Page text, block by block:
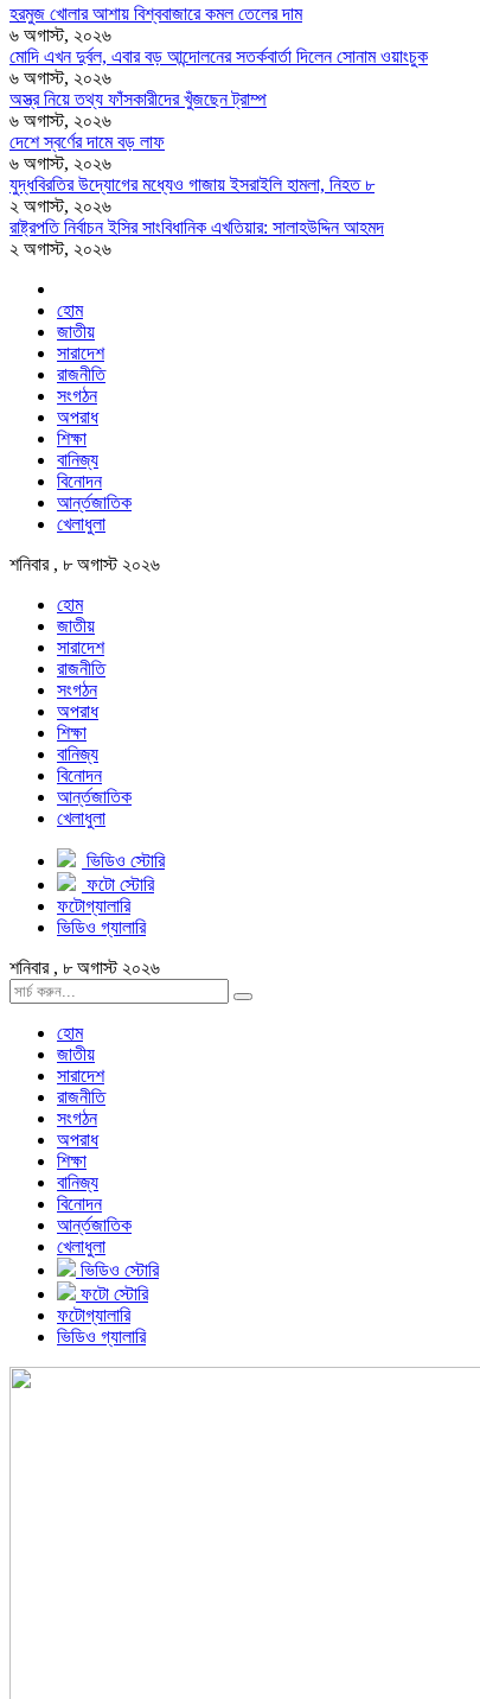
হরমুজ খোলার আশায় বিশ্ববাজারে কমল তেলের দাম
৬ অগাস্ট, ২০২৬
মোদি এখন দুর্বল, এবার বড় আন্দোলনের সতর্কবার্তা দিলেন সোনাম ওয়াংচুক
৬ অগাস্ট, ২০২৬
অস্ত্র নিয়ে তথ্য ফাঁসকারীদের খুঁজছেন ট্রাম্প
৬ অগাস্ট, ২০২৬
দেশে স্বর্ণের দামে বড় লাফ
৬ অগাস্ট, ২০২৬
যুদ্ধবিরতির উদ্যোগের মধ্যেও গাজায় ইসরাইলি হামলা, নিহত ৮
২ অগাস্ট, ২০২৬
রাষ্ট্রপতি নির্বাচন ইসির সাংবিধানিক এখতিয়ার: সালাহউদ্দিন আহমদ
২ অগাস্ট, ২০২৬
হোম
জাতীয়
সারাদেশ
রাজনীতি
সংগঠন
অপরাধ
শিক্ষা
বানিজ্য
বিনোদন
আর্ন্তজাতিক
খেলাধুলা
শনিবার , ৮ অগাস্ট ২০২৬
হোম
জাতীয়
সারাদেশ
রাজনীতি
সংগঠন
অপরাধ
শিক্ষা
বানিজ্য
বিনোদন
আর্ন্তজাতিক
খেলাধুলা
ভিডিও স্টোরি
ফটো স্টোরি
ফটোগ্যালারি
ভিডিও গ্যালারি
শনিবার , ৮ অগাস্ট ২০২৬
হোম
জাতীয়
সারাদেশ
রাজনীতি
সংগঠন
অপরাধ
শিক্ষা
বানিজ্য
বিনোদন
আর্ন্তজাতিক
খেলাধুলা
ভিডিও স্টোরি
ফটো স্টোরি
ফটোগ্যালারি
ভিডিও গ্যালারি